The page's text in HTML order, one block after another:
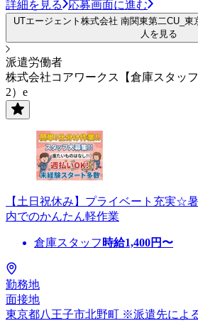
詳細を見る 応募画面に進む
UTエージェント株式会社 南関東第二CU_
人を見る
派遣労働者
株式会社コアワークス【倉庫スタッ
2）e
【土日祝休み】プライベート充実☆
内でのかんたん軽作業
倉庫スタッフ 時給1,400円〜
勤務地
面接地
東京都八王子市北野町 ※派遣先によ